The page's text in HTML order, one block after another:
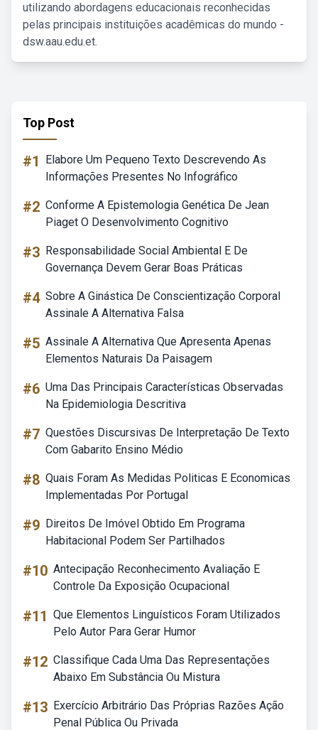
utilizando abordagens educacionais reconhecidas
pelas principais instituições acadêmicas do mundo -
dsw.aau.edu.et.
Top Post
#1
Elabore Um Pequeno Texto Descrevendo As
Informações Presentes No Infográfico
#2 Conforme A Epistemologia Genética De Jean
Piaget O Desenvolvimento Cognitivo
#3 Responsabilidade Social Ambiental E De
Governança Devem Gerar Boas Práticas
#4 Sobre A Ginástica De Conscientização Corporal
Assinale A Alternativa Falsa
#5 Assinale A Alternativa Que Apresenta Apenas
Elementos Naturais Da Paisagem
#6 Uma Das Principais Características Observadas
Na Epidemiologia Descritiva
#7 Questões Discursivas De Interpretação De Texto
Com Gabarito Ensino Médio
#8 Quais Foram As Medidas Politicas E Economicas
Implementadas Por Portugal
#9 Direitos De Imóvel Obtido Em Programa
Habitacional Podem Ser Partilhados
#10 Antecipação Reconhecimento Avaliação E
Controle Da Exposição Ocupacional
#11 Que Elementos Linguísticos Foram Utilizados
Pelo Autor Para Gerar Humor
#12 Classifique Cada Uma Das Representações
Abaixo Em Substância Ou Mistura
#13 Exercício Arbitrário Das Próprias Razões Ação
Penal Pública Ou Privada